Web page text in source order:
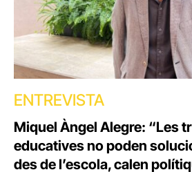
ENTREVISTA
Miquel Àngel Alegre: “Les
educatives no poden
des de l’escola, calen